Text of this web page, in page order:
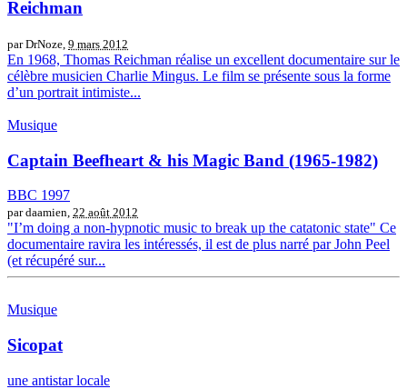
Reichman
par DrNoze, 9 mars 2012
En 1968, Thomas Reichman réalise un excellent documentaire sur le
célèbre musicien Charlie Mingus. Le film se présente sous la forme
d’un portrait intimiste...
Musique
Captain Beefheart & his Magic Band (1965-1982)
BBC 1997
par daamien, 22 août 2012
"I’m doing a non-hypnotic music to break up the catatonic state" Ce
documentaire ravira les intéressés, il est de plus narré par John Peel
(et récupéré sur...
Musique
Sicopat
une antistar locale